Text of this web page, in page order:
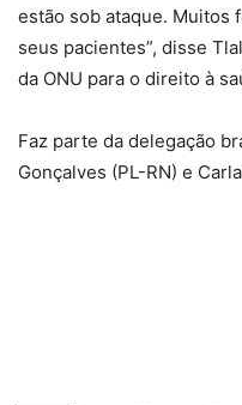
estão sob ataque. Muitos
seus pacientes”, disse
da ONU para o direito à
Faz parte da delegação
Gonçalves (PL-RN) e